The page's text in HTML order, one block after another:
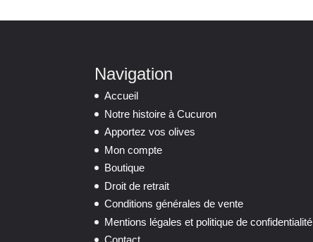
Navigation
Accueil
Notre histoire à Cucuron
Apportez vos olives
Mon compte
Boutique
Droit de retrait
Conditions générales de vente
Mentions légales et politique de confidentialité